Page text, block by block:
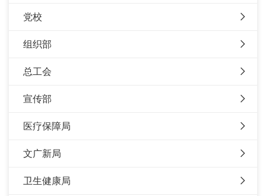
党校
组织部
总工会
宣传部
医疗保障局
文广新局
卫生健康局